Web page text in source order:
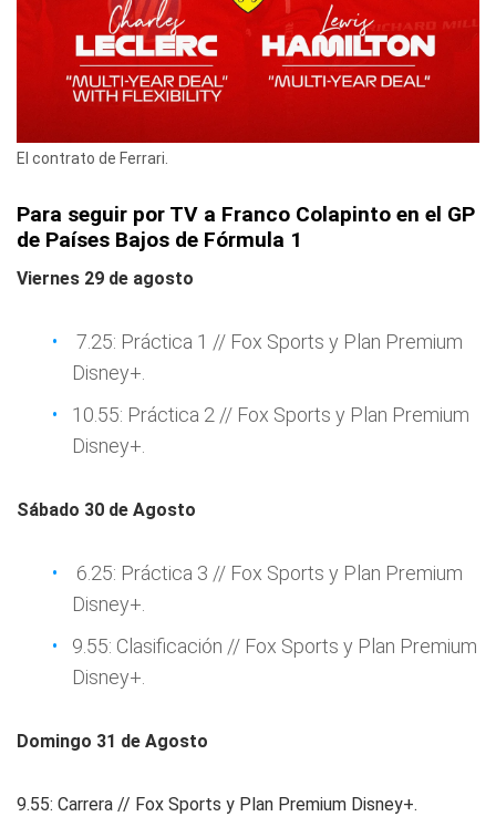
El contrato de Ferrari.
Para seguir por TV a Franco Colapinto en el GP
de Países Bajos de Fórmula 1
Viernes 29 de agosto
7.25: Práctica 1 // Fox Sports y Plan Premium
Disney+.
10.55: Práctica 2 // Fox Sports y Plan Premium
Disney+.
Sábado 30 de Agosto
6.25: Práctica 3 // Fox Sports y Plan Premium
Disney+.
9.55: Clasificación // Fox Sports y Plan Premium
Disney+.
Domingo 31 de Agosto
9.55: Carrera // Fox Sports y Plan Premium Disney+.